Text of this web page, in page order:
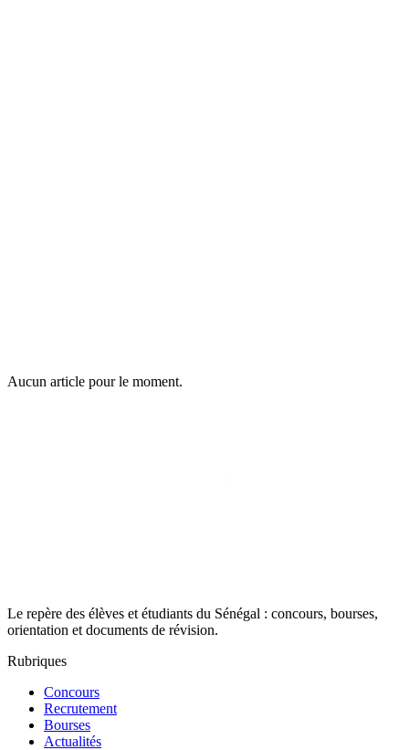
Aucun article pour le moment.
Le repère des élèves et étudiants du Sénégal : concours, bourses,
orientation et documents de révision.
Rubriques
Concours
Recrutement
Bourses
Actualités